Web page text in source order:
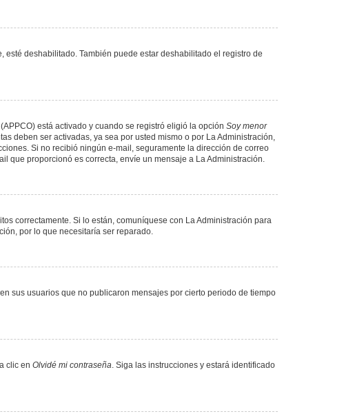
deshabilitado. También puede estar deshabilitado el registro de
está activado y cuando se registró eligió la opción Soy menor
deben ser activadas, ya sea por usted mismo o por La Administración,
Si no recibió ningún e-mail, seguramente la dirección de correo
que proporcionó es correcta, envíe un mensaje a La Administración.
correctamente. Si lo están, comuníquese con La Administración para
por lo que necesitaría ser reparado.
sus usuarios que no publicaron mensajes por cierto periodo de tiempo
clic en Olvidé mi contraseña. Siga las instrucciones y estará identificado